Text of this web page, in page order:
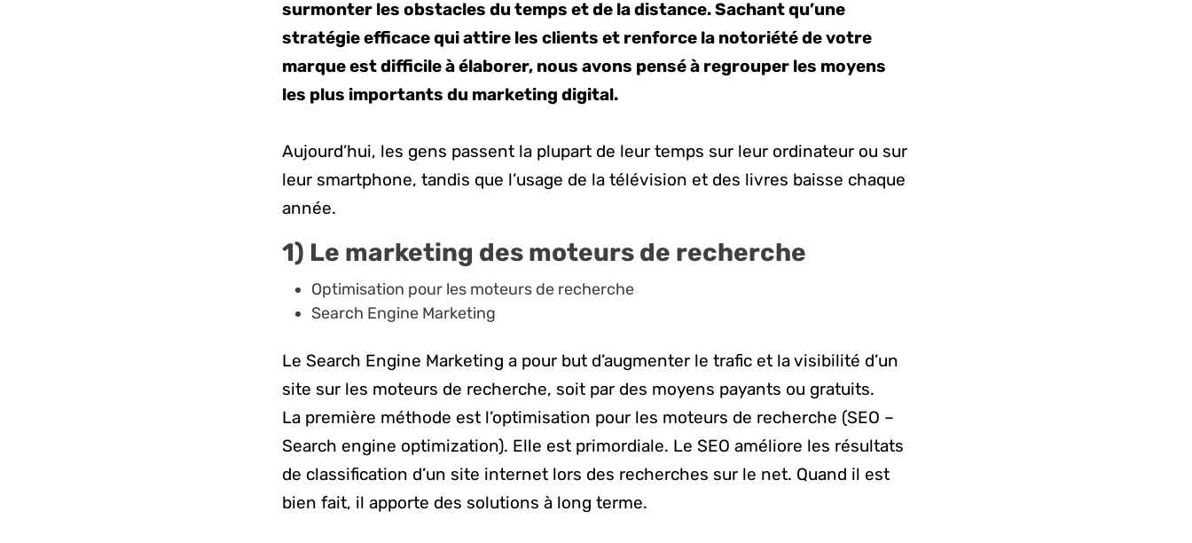
surmonter les obstacles du temps et de la distance. Sachant qu’une
stratégie efficace qui attire les clients et renforce la notoriété de votre
marque est difficile à élaborer, nous avons pensé à regrouper les moyens
les plus importants du marketing digital.
Aujourd’hui, les gens passent la plupart de leur temps sur leur ordinateur ou sur
leur smartphone, tandis que l’usage de la télévision et des livres baisse chaque
année.
1) Le marketing des moteurs de recherche
Optimisation pour les moteurs de recherche
Search Engine Marketing
Le Search Engine Marketing a pour but d’augmenter le trafic et la visibilité d’un
site sur les moteurs de recherche, soit par des moyens payants ou gratuits.
La première méthode est l’optimisation pour les moteurs de recherche (SEO –
Search engine optimization). Elle est primordiale. Le SEO améliore les résultats
de classification d’un site internet lors des recherches sur le net. Quand il est
bien fait, il apporte des solutions à long terme.